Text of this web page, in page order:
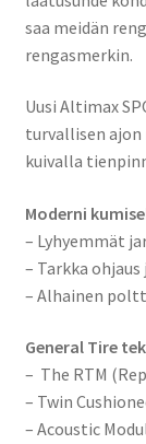
saa meidän
rengasmerkin.
Uusi Altimax
turvallisen
kuivalla
Moderni
– Lyhyemmät
– Tarkka
– Alhainen
General Tire
– The RTM
– Twin
– Acoustic